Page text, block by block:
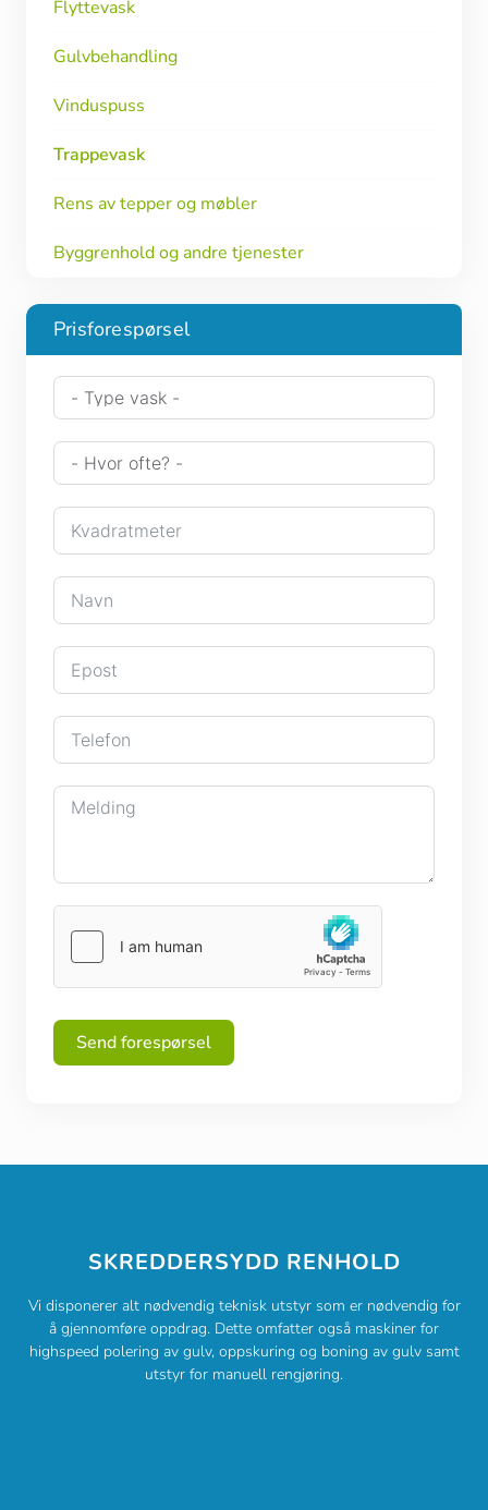
Flyttevask
Gulvbehandling
Vinduspuss
Trappevask
Rens av tepper og møbler
Byggrenhold og andre tjenester
Prisforespørsel
Send forespørsel
SKREDDERSYDD RENHOLD
Vi disponerer alt nødvendig teknisk utstyr som er nødvendig for
å gjennomføre oppdrag. Dette omfatter også maskiner for
highspeed polering av gulv, oppskuring og boning av gulv samt
utstyr for manuell rengjøring.